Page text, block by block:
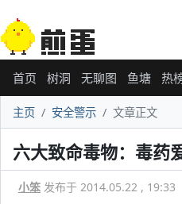
首页 树洞 无聊图 鱼塘 热
主页 安全警示 文章正文
六大致命毒物：毒药
小笨 发布于 2014.05.22 , 19:33